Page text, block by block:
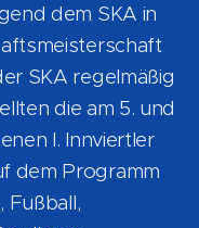
dem SKA in
SKA regelmäßig
die am 5. und
l. Innviertler
dem Programm
Fußball,